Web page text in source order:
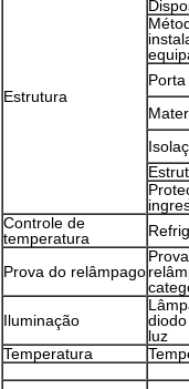
Estrutura
Porta
Controle de
temperatura
Prova do relâmpago
Iluminação
luz
Temperatura